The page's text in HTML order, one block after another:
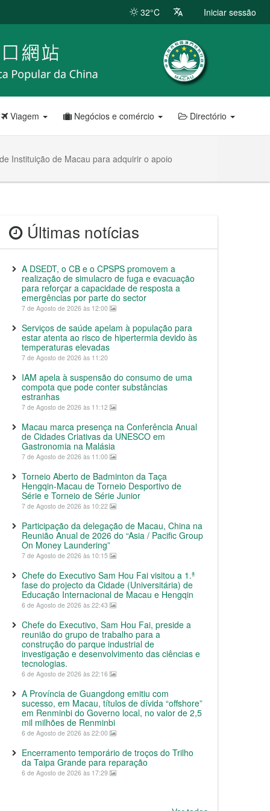
32°C Iniciar sessão
Viagem Negócios e comércio Directório
Instituição de Macau para adquirir o apoio
Últimas notícias
A DSEDT, o CB e o CPSPS promovem a
realização de simulacro de fuga e evacuação
para reforçar a capacidade de resposta a
emergências por parte do sector
7 de Agosto de 2026 às 12:00
Serviços de saúde apelam à população para
estar atenta ao risco de hipertermia devido às
temperaturas elevadas
7 de Agosto de 2026 às 11:20
IAM apela à suspensão do consumo de uma
compota que pode conter substâncias
estranhas
7 de Agosto de 2026 às 11:12
Macau marca presença na Conferência Anual
de Cidades Criativas da UNESCO em
Gastronomia na Malásia
7 de Agosto de 2026 às 11:00
Torneio Aberto de Badminton da Taça
Hengqin-Macau de Torneio Desportivo de
Série e Torneio de Série Junior
7 de Agosto de 2026 às 10:22
Participação da delegação de Macau, China na
Reunião Anual de 2026 do “Asia / Pacific Group
On Money Laundering”
7 de Agosto de 2026 às 10:15
Chefe do Executivo Sam Hou Fai visitou a 1.ª
fase do projecto da Cidade (Universitária) de
Educação Internacional de Macau e Hengqin
6 de Agosto de 2026 às 22:43
Chefe do Executivo, Sam Hou Fai, preside a
reunião do grupo de trabalho para a
construção do parque industrial de
investigação e desenvolvimento das ciências e
tecnologias.
6 de Agosto de 2026 às 22:16
A Província de Guangdong emitiu com
sucesso, em Macau, títulos de dívida “offshore”
em Renminbi do Governo local, no valor de 2,5
mil milhões de Renminbi
6 de Agosto de 2026 às 22:00
Encerramento temporário de troços do Trilho
da Taipa Grande para reparação
6 de Agosto de 2026 às 17:29